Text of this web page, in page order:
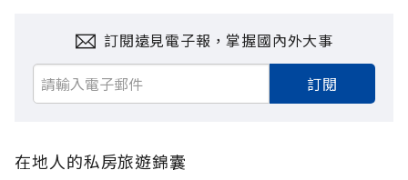
訂閱遠見電子報，掌握國內外大事
訂閱
在地人的私房旅遊錦囊